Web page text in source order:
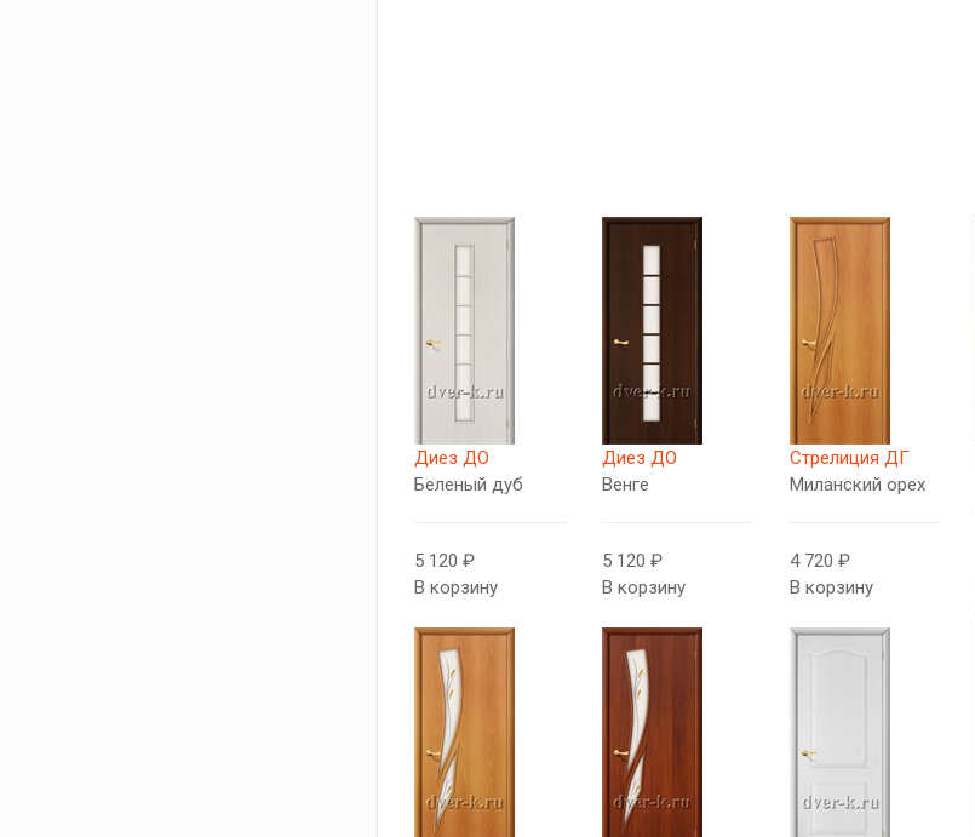
Диез ДО
Беленый дуб
5 120 ₽
В корзину
Диез ДО
Венге
5 120 ₽
В корзину
Стрелиция ДГ
Миланский орех
4 720 ₽
В корзину